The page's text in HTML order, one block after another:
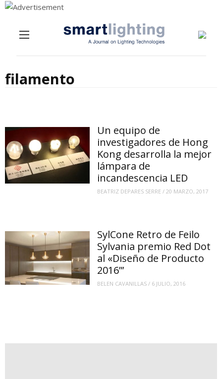
filamento
Un equipo de
investigadores de Hong
Kong desarrolla la mejor
lámpara de
incandescencia LED
BEATRIZ DEPARES SERRE /20 MARZO, 2017
SylCone Retro de Feilo
Sylvania premio Red Dot
al «Diseño de Producto
2016”’
BELEN CAVANILLAS / 6 JULIO, 2016